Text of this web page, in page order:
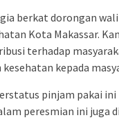
berkat dorongan
Kota Makassar.
terhadap
kepada
pinjam pakai
peresmian ini juga